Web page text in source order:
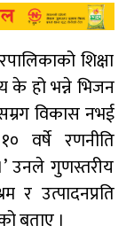
शिक्षा
के हो भन्ने भिजन
सम्रग विकास नभई
वर्षे रणनीति
उनले गुणस्तरीय
र उत्पादनप्रति
बताए ।